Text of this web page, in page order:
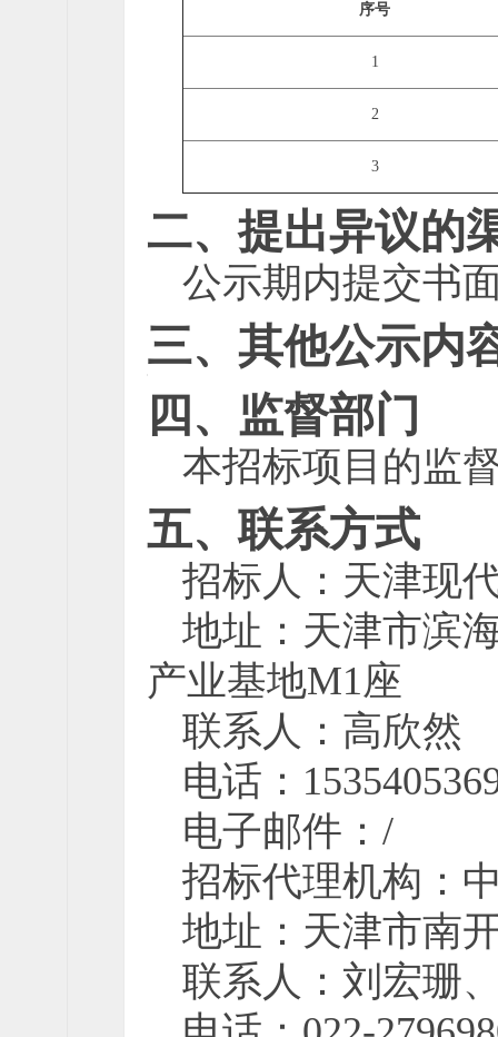
序号
1
2
3
二、提出异议的
公示期内提交书
三、其他公示内
/
四、监督部门
本招标项目的监
五、联系方式
招标人： 天津现
地址： 天津市滨
产业基地M1座
联系人： 高欣然
电话：
电子邮件： /
招标代理机构：
地址： 天津市南
联系人： 刘宏珊